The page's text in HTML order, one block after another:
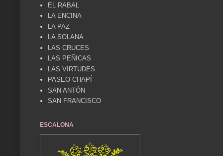
EL RABAL
LA ENCINA
LA PAZ
LA SOLANA
LAS CRUCES
LAS PEÑICAS
LAS VIRTUDES
PASEO CHAPÍ
SAN ANTÓN
SAN FRANCISCO
ESCALONA